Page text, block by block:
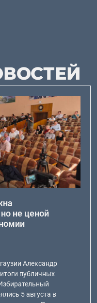
не ценой
Александр
публичных
5 августа в